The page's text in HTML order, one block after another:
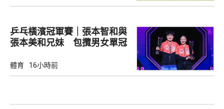
乒乓橫濱冠軍賽｜張本智和與
張本美和兄妹 包攬男女單冠
體育 16小時前